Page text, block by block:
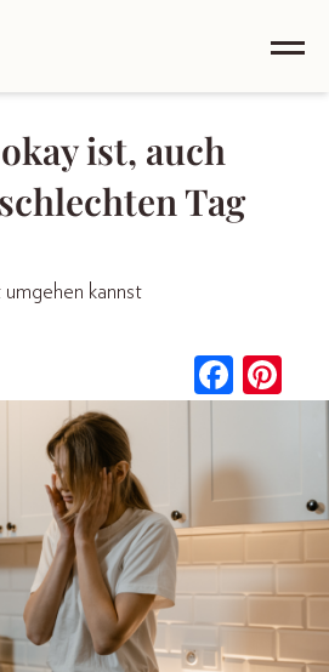
ist, auch
Tag
kannst